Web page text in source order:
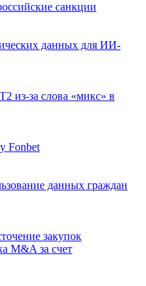
санкции
данных для ИИ-
из-за слова «микс» в
Fonbet
данных граждан
закупок
M&A за счет